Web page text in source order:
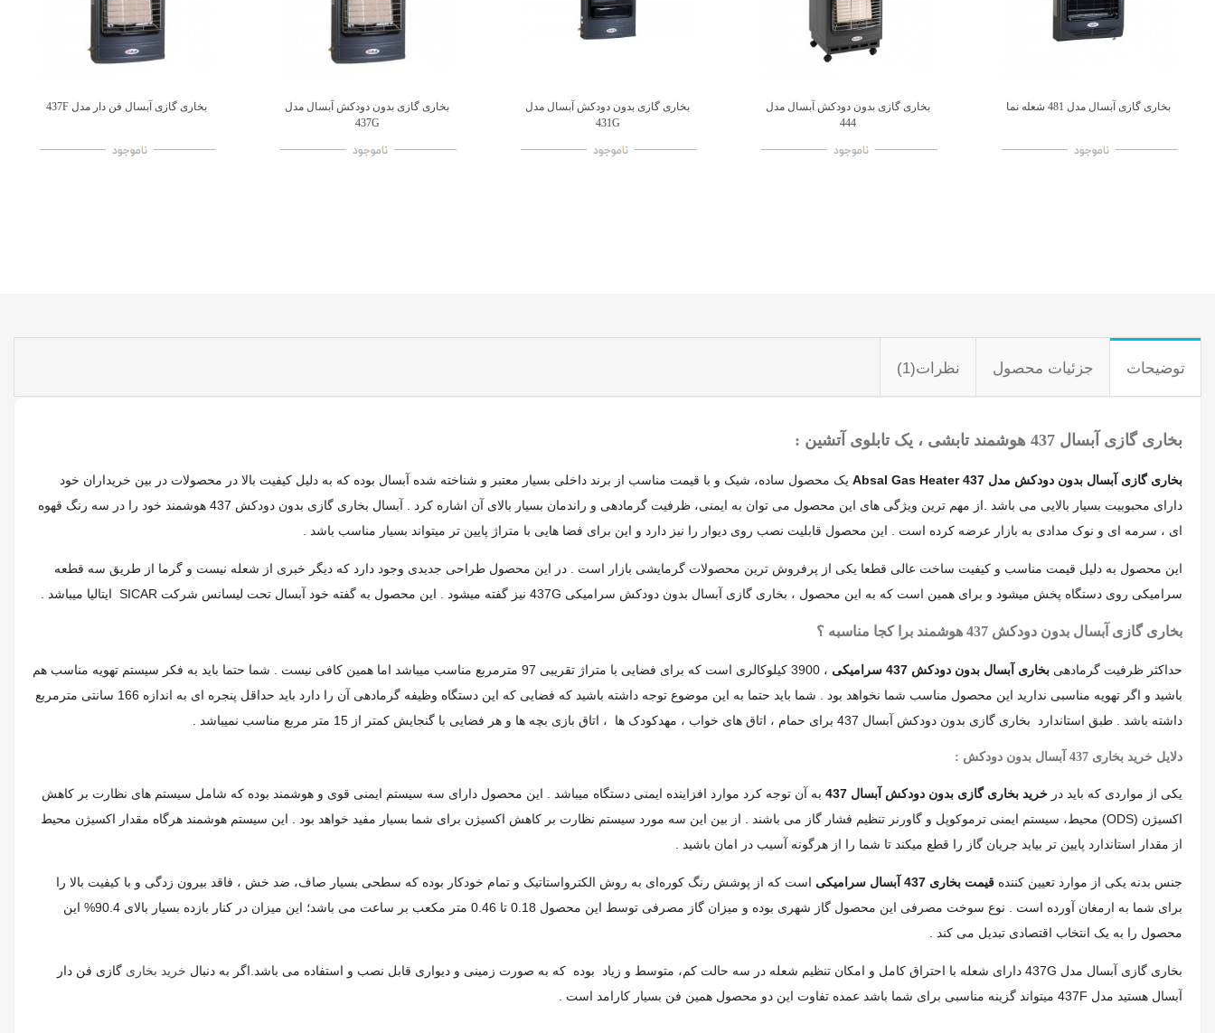
اضافه به مقایسه
بخاری گازی آبسال مدل 481 شعله نما اضافه به مقایسه
بخاری گازی بدون دودکش آبسال مدل
444
اضافه به مقایسه
بخاری گازی بدون دودکش آبسال مدل
431G
اضافه به مقایسه
بخاری گازی بدون دودکش آبسال مدل
437G
اضافه به مقایسه
بخاری گازی آبسال فن دار مدل 437F
توضیحات جزئیات محصول نظرات(1)
بخاری گازی آبسال 437 هوشمند تابشی ، یک تابلوی آتشین :
بخاری گازی آبسال بدون دودکش مدل Absal Gas Heater 437
یک محصول ساده، شیک و با قیمت مناسب از برند داخلی بسیار معتبر و شناخته شده آبسال بوده که به دلیل کیفیت بالا در محصولات در بین خریداران خود
دارای محبوبیت بسیار بالایی می باشد .از مهم ترین ویژگی های این محصول می توان به ایمنی، ظرفیت گرمادهی و راندمان بسیار بالای آن اشاره کرد . آبسال بخاری گازی بدون دودکش 437 هوشمند خود را در سه رنگ قهوه
ای ، سرمه ای و نوک مدادی به بازار عرضه کرده است . این محصول قابلیت نصب روی دیوار را نیز دارد و این برای فضا هایی با متراژ پایین تر میتواند بسیار مناسب باشد .
این محصول به دلیل قیمت مناسب و کیفیت ساخت عالی قطعا یکی از پرفروش ترین محصولات گرمایشی بازار است . در این محصول طراحی جدیدی وجود دارد که دیگر خبری از شعله نیست و گرما از طریق سه قطعه
سرامیکی روی دستگاه پخش میشود و برای همین است که به این محصول ، بخاری گازی آبسال بدون دودکش سرامیکی 437G نیز گفته میشود . این محصول به گفته خود آبسال تحت لیسانس شرکت SICAR
ایتالیا میباشد .
بخاری گازی آبسال بدون دودکش 437 هوشمند برا کجا مناسبه ؟
حداکثر ظرفیت گرمادهی بخاری آبسال بدون دودکش 437 سرامیکی
، 3900 کیلوکالری است که برای فضایی با متراژ تقریبی 97 مترمربع مناسب میباشد اما همین کافی نیست . شما حتما باید به فکر سیستم تهویه مناسب هم
باشید و اگر تهویه مناسبی ندارید این محصول مناسب شما نخواهد بود . شما باید حتما به این موضوع توجه داشته باشید که فضایی که این دستگاه وظیفه گرمادهی آن را دارد باید حداقل پنجره ای به اندازه 166 سانتی مترمربع
داشته باشد . طبق استاندارد بخاری گازی بدون دودکش آبسال 437 برای حمام ، اتاق های خواب ، مهدکودک ها ، اتاق بازی بچه ها و هر فضایی با گنجایش کمتر از 15 متر مربع مناسب نمیباشد .
دلایل خرید بخاری 437 آبسال بدون دودکش :
یکی از مواردی که باید در خرید بخاری گازی بدون دودکش آبسال 437
به آن توجه کرد موارد افزاینده ایمنی دستگاه میباشد . این محصول دارای سه سیستم ایمنی قوی و هوشمند بوده که شامل سیستم های نظارت بر کاهش
اکسیژن (ODS) محیط، سیستم ایمنی ترموکوپل و گاورنر تنظیم فشار گاز می باشند . از بین این سه مورد سیستم نظارت بر کاهش اکسیژن برای شما بسیار مفید خواهد بود . این سیستم هوشمند هرگاه مقدار اکسیژن محیط
از مقدار استاندارد پایین تر بیاید جریان گاز را قطع میکند تا شما را از هرگونه آسیب در امان باشید .
جنس بدنه یکی از موارد تعیین کننده قیمت بخاری 437 آبسال سرامیکی
است که از پوشش رنگ کوره‌ای به روش الکترواستاتیک و تمام خودکار بوده که سطحی بسیار صاف، ضد خش ، فاقد بیرون زدگی و با کیفیت بالا را
برای شما به ارمغان آورده است . نوع سوخت مصرفی این محصول گاز شهری بوده و میزان گاز مصرفی توسط این محصول 0.18 تا 0.46 متر مکعب بر ساعت می باشد؛ این میزان در کنار بازده بسیار بالای 90.4% این
محصول را به یک انتخاب اقتصادی تبدیل می کند .
بخاری گازی آبسال مدل 437G دارای شعله با احتراق کامل و امکان تنظیم شعله در سه حالت کم، متوسط و زیاد بوده که به صورت زمینی و دیواری قابل نصب و استفاده می باشد.اگر به دنبال خرید بخاری گازی فن دار
آبسال هستید مدل 437F میتواند گزینه مناسبی برای شما باشد عمده تفاوت این دو محصول همین فن بسیار کارامد است .